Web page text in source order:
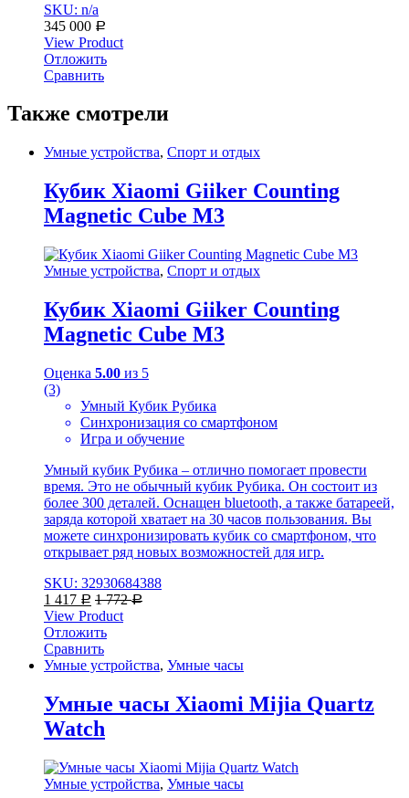
SKU: n/a
345 000 Р
View Product
Отложить
Сравнить
Также смотрели
Умные устройства, Спорт и отдых
Кубик Xiaomi Giiker Counting
Magnetic Cube M3
Умные устройства, Спорт и отдых
Кубик Xiaomi Giiker Counting
Magnetic Cube M3
Оценка 5.00 из 5
(3)
Умный Кубик Рубика
Синхронизация со смартфоном
Игра и обучение
Умный кубик Рубика – отлично помогает провести
время. Это не обычный кубик Рубика. Он состоит из
более 300 деталей. Оснащен bluetooth, а также батареей,
заряда которой хватает на 30 часов пользования. Вы
можете синхронизировать кубик со смартфоном, что
открывает ряд новых возможностей для игр.
SKU: 32930684388
1 417 Р 1 772Р
View Product
Отложить
Сравнить
Умные устройства, Умные часы
Умные часы Xiaomi Mijia Quartz
Watch
Умные устройства, Умные часы